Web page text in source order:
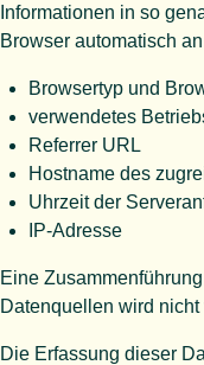
Informationen in so
Browser automatisch
Browsertyp und
verwendetes
Referrer URL
Hostname des
Uhrzeit der
IP-Adresse
Eine
Datenquellen wird nicht
Die Erfassung dieser